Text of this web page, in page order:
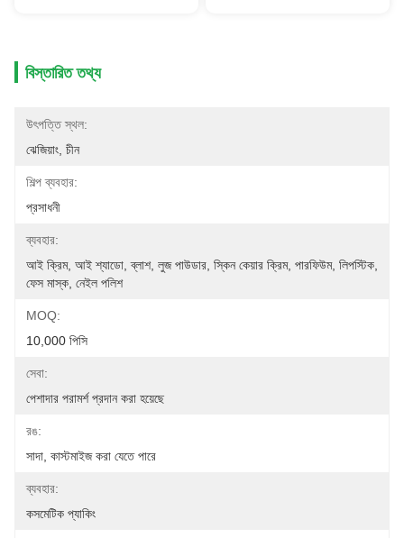
বিস্তারিত তথ্য
উৎপত্তি স্থল:
ঝেজিয়াং, চীন
শিল্প ব্যবহার:
প্রসাধনী
ব্যবহার:
আই ক্রিম, আই শ্যাডো, ব্লাশ, লুজ পাউডার, স্কিন কেয়ার ক্রিম, পারফিউম, লিপস্টিক,
ফেস মাস্ক, নেইল পলিশ
MOQ:
10,000 পিসি
সেবা:
পেশাদার পরামর্শ প্রদান করা হয়েছে
রঙ:
সাদা, কাস্টমাইজ করা যেতে পারে
ব্যবহার:
কসমেটিক প্যাকিং